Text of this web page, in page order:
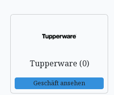
Tupperware (0)
Geschäft ansehen